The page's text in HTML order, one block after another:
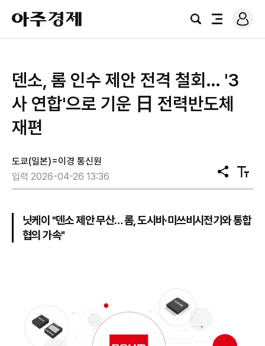
아
주
경
검
전
로
그
덴소, 롬 인수 제안 전격 철회… '3
사 연합'으로 기운 日 전력반도체
재편
도쿄(일본)=이경 통신원
입력 2026-04-26 13:36
공
유
텍
스
기
닛케이 "덴소 제안 무산… 롬, 도시바·미쓰비시전기와 통합
협의 가속"